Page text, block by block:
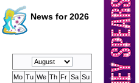
News for 2026
Mo Tu We Th Fr Sa Su